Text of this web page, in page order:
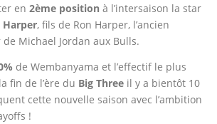
en 2ème position à l’intersaison la star
Harper, fils de Ron Harper, l’ancien
Michael Jordan aux Bulls.
de Wembanyama et l’effectif le plus
fin de l’ère du Big Three il y a bientôt 10
cette nouvelle saison avec l’ambition
!